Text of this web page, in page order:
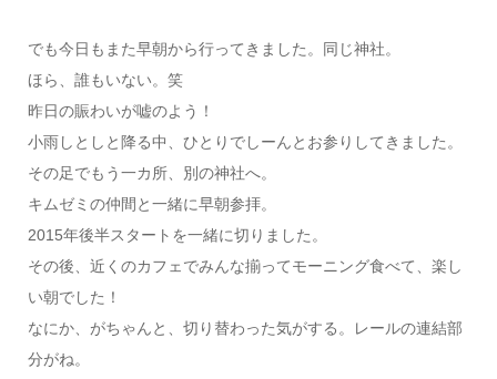
でも今日もまた早朝から行ってきました。同じ神社。
ほら、誰もいない。笑
昨日の賑わいが嘘のよう！
小雨しとしと降る中、ひとりでしーんとお参りしてきました。
その足でもう一カ所、別の神社へ。
キムゼミの仲間と一緒に早朝参拝。
2015年後半スタートを一緒に切りました。
その後、近くのカフェでみんな揃ってモーニング食べて、楽し
い朝でした！
なにか、がちゃんと、切り替わった気がする。レールの連結部
分がね。